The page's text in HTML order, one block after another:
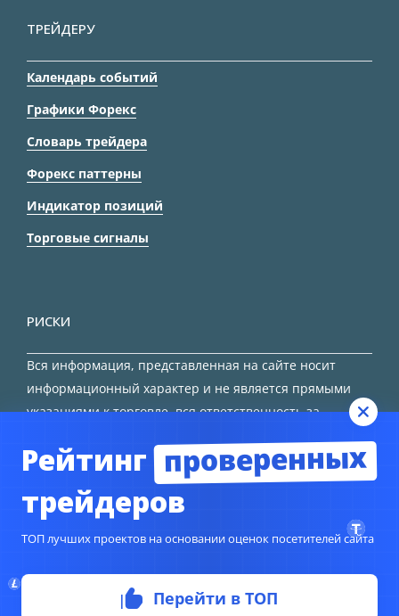
ТРЕЙДЕРУ
Календарь событий
Графики Форекс
Словарь трейдера
Форекс паттерны
Индикатор позиций
Торговые сигналы
РИСКИ
Вся информация, представленная на сайте носит
информационный характер и не является прямыми
указаниями к торговле, вся ответственность за
© Copyright 2024TORFOREX.COM
Рейтинг проверенных
трейдеров
ТОП лучших проектов на основании оценок посетителей сайта
Перейти в ТОП